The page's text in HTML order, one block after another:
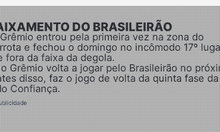
DO BRASILEIRÃO
entrou pela primeira vez na zona do
e fechou o domingo no incômodo 17º
fora da faixa da degola.
Grêmio volta a jogar pelo Brasileirão no
disso, faz o jogo de volta da quinta fase da
Confiança.